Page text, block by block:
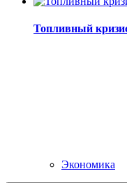
Топливный
Экономика